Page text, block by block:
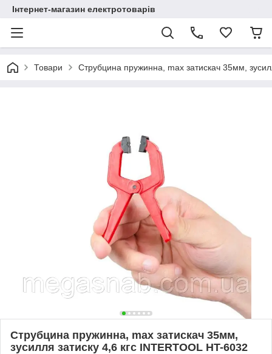
Інтернет-магазин електротоварів
Товари Струбцина пружинна, max затискач 35мм,
Струбцина пружинна, max затискач 35мм,
зусилля затиску 4,6 кгс INTERTOOL HT-6032